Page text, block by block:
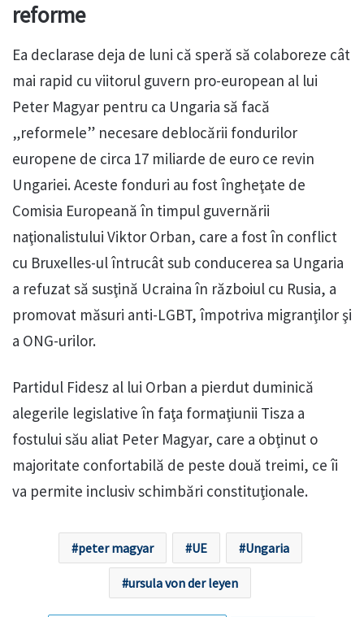
reforme
Ea declarase deja de luni că speră să colaboreze cât
mai rapid cu viitorul guvern pro-european al lui
Peter Magyar pentru ca Ungaria să facă
„reformele” necesare deblocării fondurilor
europene de circa 17 miliarde de euro ce revin
Ungariei. Aceste fonduri au fost îngheţate de
Comisia Europeană în timpul guvernării
naţionalistului Viktor Orban, care a fost în conflict
cu Bruxelles-ul întrucât sub conducerea sa Ungaria
a refuzat să susţină Ucraina în războiul cu Rusia, a
promovat măsuri anti-LGBT, împotriva migranţilor şi
a ONG-urilor.
Partidul Fidesz al lui Orban a pierdut duminică
alegerile legislative în faţa formaţiunii Tisza a
fostului său aliat Peter Magyar, care a obţinut o
majoritate confortabilă de peste două treimi, ce îi
va permite inclusiv schimbări constituţionale.
peter magyar UE Ungaria
ursula von der leyen